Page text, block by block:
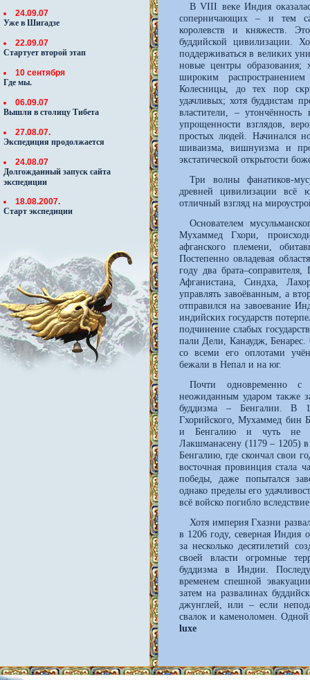
24.09.07
Уже в Шигадзе
22.09.07
Стартует второй этап
10 сентября
Где мы.
06.09.07
Вышли в столицу Тибета
27.08.07.
Экспедиция продолжается
24.08.07
Долгожданный запуск сайта
экспедиции
18.08.2007.
Старт экспедиции
В VIII веке Индия
соперничающих – и тем
королевств и княжеств.
буддийской цивилизации.
поддерживаться в великих
новые центры образования;
широким
Колесницы, до тех пор
удачливых; хотя буддистам
властители, –
упрощенности взглядов,
простых людей. Начинался
шиваизма, вишнуизма и
экстатической открытости
Три волны фанатиков-
древней цивилизации всё
отличный взгляд на
Основателем
Мухаммед Гхори,
афганского племени,
Постепенно овладевая
году два
Афганистана, Синдха,
управлять завоёванным, а
отправился на завоевание
индийских государств
подчинение слабых
пали Дели, Канаудж, Бенарес.
со всеми его оплотами
бежали в Непал и на юг.
Почти одновременно с
неожиданным ударом также
буддизма – Бенгалии. В
Гхорийского, Мухаммед бин
и Бенгалию и чуть не
Лакшманасену (1179 – 1205)
Бенгалию, где скончал свои
восточная провинция стала
победы, даже попытался
однако пределы его
всё войско погибло
Хотя империя Гхазни
в 1206 году, северная Индия
за несколько десятилетий
своей власти огромные
буддизма в Индии.
временем спешной
затем на развалинах
джунглей, или – если
свалок и каменоломен. Одной
luxe